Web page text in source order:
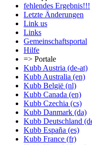
fehlendes Ergebnis!!!
Letzte Änderungen
Link us
Links
Gemeinschafts­portal
Hilfe
=> Portale
Kubb Austria (de-at)
Kubb Australia (en)
Kubb België (nl)
Kubb Canada (en)
Kubb Czechia (cs)
Kubb Danmark (da)
Kubb Deutschland
Kubb España (es)
Kubb France (fr)